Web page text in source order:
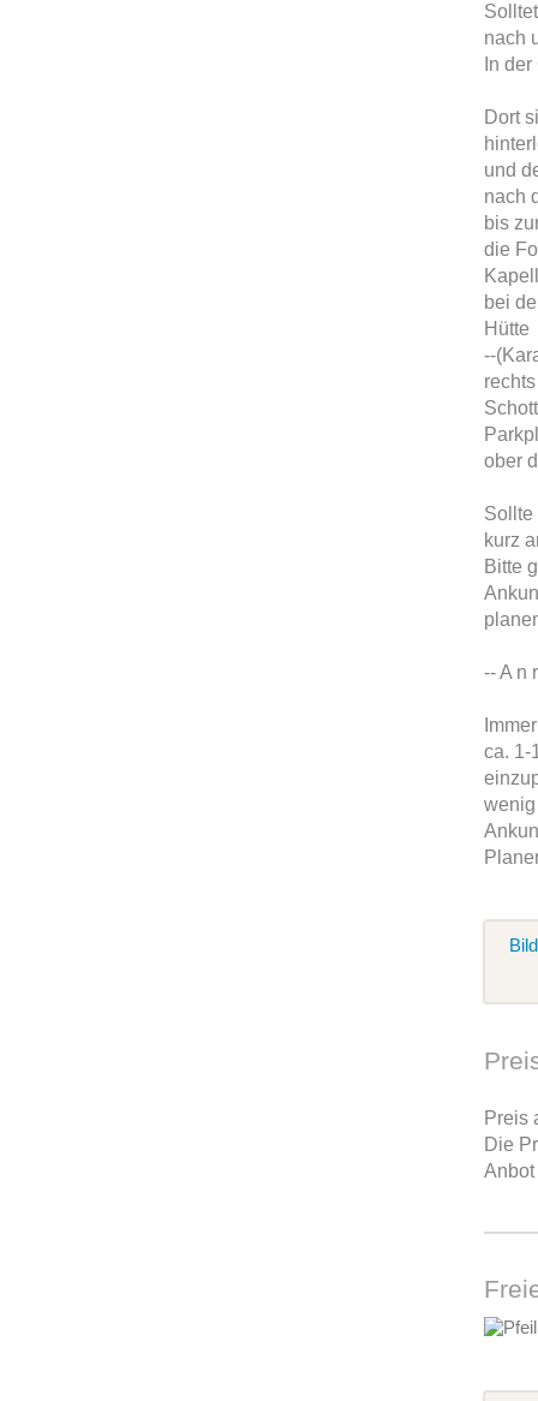
nach
In
Dort
und
nach
bis
die
bei
Hütte
--
ober
Sollte
kurz
Bitte
-- A n
ca. 1-
wenig
Preis
Die